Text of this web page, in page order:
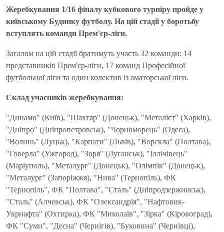
Жеребкування 1/16 фіналу кубкового турніру пройде у
київському Будинку футболу. На цій стадії у боротьбу
вступлять команди Прем'єр-ліги.
Загалом на цій стадії братимуть участь 32 команди: 14
представників Прем'єр-ліги, 17 команд Професійної
футбольної ліги та один колектив із аматорської ліги.
Склад учасників жеребкування:
"Динамо" (Київ), "Шахтар" (Донецьк), "Металіст" (Харків),
"Дніпро" (Дніпропетровськ), "Чорноморець" (Одеса),
"Волинь" (Луцьк), "Карпати" (Львів), "Ворскла" (Полтава),
"Говерла" (Ужгород), "Зоря" (Луганськ), "Іллічівець"
(Маріуполь), "Металург" (Донецьк), "Олімпік" (Донецьк),
"Металург" (Запоріжжя), "Нива" (Тернопіль), ФК
"Тернопіль", ФК "Полтава", "Сталь" (Дніпродзержинськ),
"Сталь" (Алчевськ), ФК "Олександрія", "Нафтовик-
Укрнафта" (Охтирка), ФК "Миколаїв", "Зірка" (Кіровоград),
ФК "Суми", "Десна" (Чернігів), "Буковина" (Чернівці),